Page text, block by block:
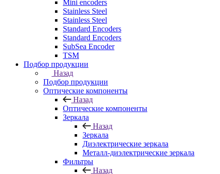
Mini encoders
Stainless Steel
Stainless Steel
Standard Encoders
Standard Encoders
SubSea Encoder
TSM
Подбор продукции
Назад
Подбор продукции
Оптические компоненты
Назад
Оптические компоненты
Зеркала
Назад
Зеркала
Диэлектрические зеркала
Металл-диэлектрические зеркала
Фильтры
Назад